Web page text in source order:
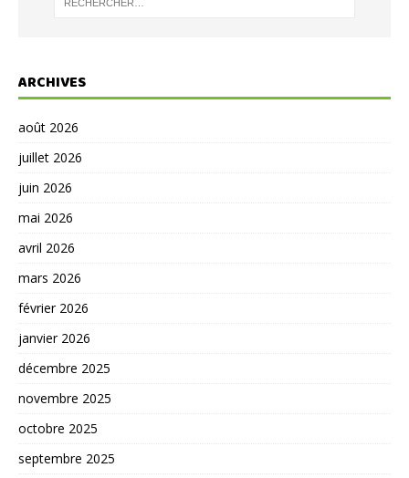
ARCHIVES
août 2026
juillet 2026
juin 2026
mai 2026
avril 2026
mars 2026
février 2026
janvier 2026
décembre 2025
novembre 2025
octobre 2025
septembre 2025